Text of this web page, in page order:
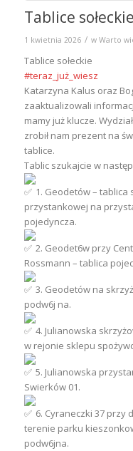
Tablice sołeckie
1 kwietnia 2026 / w Warto
Tablice sołeckie
#teraz_już_wiesz
Katarzyna Kalus oraz
zaaktualizowali
mamy już klucze.
zrobił nam prezent na
tablice.
Tablic szukajcie w
1. Geodetów –
przystankowej na
pojedyncza.
2. Geodet6w przy
Rossmann – tablica
3. Geodetów na
podw6j na.
4. Julianowska
w rejonie sklepu
5. Julianowska
Swierków 01.
6. Cyraneczki 37
terenie parku
podw6jna.